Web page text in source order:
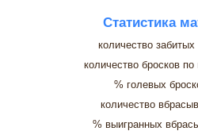
Статистика
количество
количество бросков по
% голевых
количество
% выигранных